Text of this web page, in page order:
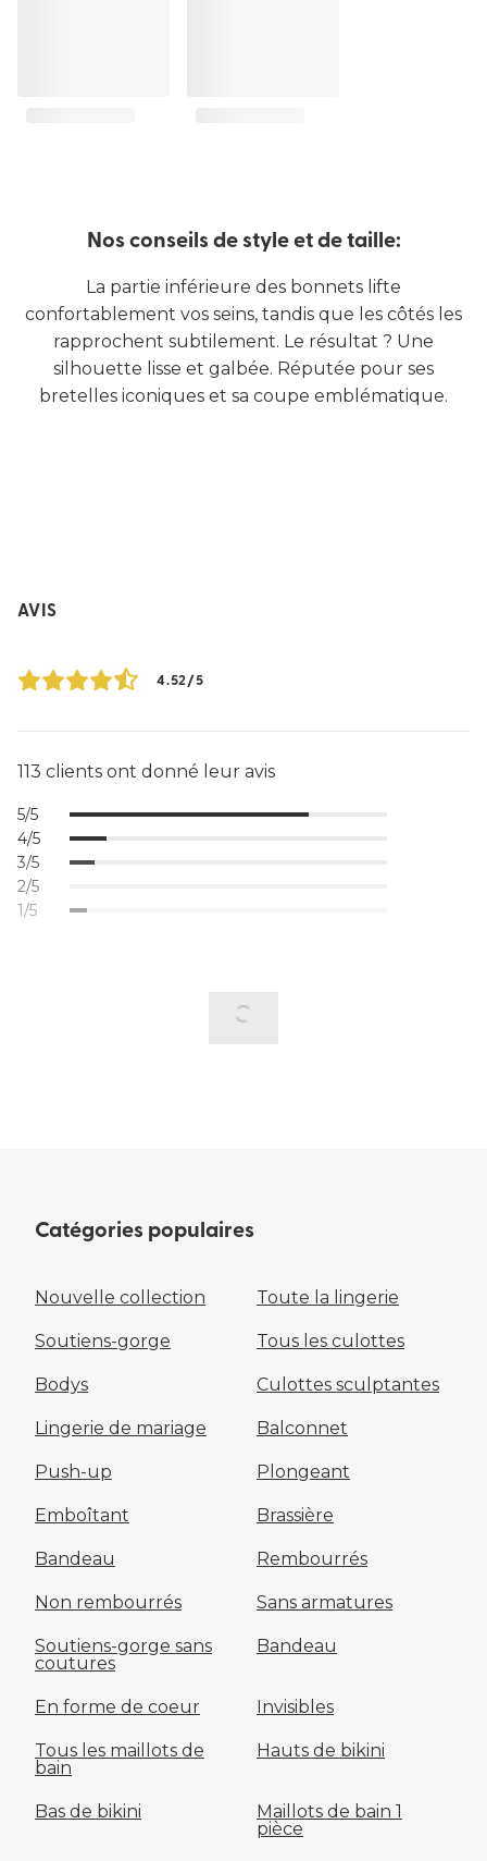
Nos conseils de style et de taille:
La partie inférieure des bonnets lifte
confortablement vos seins, tandis que les côtés les
rapprochent subtilement. Le résultat ? Une
silhouette lisse et galbée. Réputée pour ses
bretelles iconiques et sa coupe emblématique.
AVIS
4.52/5
113 clients ont donné leur avis
5/5
4/5
3/5
2/5
1/5
Catégories populaires
Nouvelle collection Toute la lingerie
Soutiens-gorge Tous les culottes
Bodys Culottes sculptantes
Lingerie de mariage Balconnet
Push-up Plongeant
Emboîtant Brassière
Bandeau Rembourrés
Non rembourrés Sans armatures
Soutiens-gorge sans
coutures
Bandeau
En forme de coeur Invisibles
Tous les maillots de
bain
Hauts de bikini
Bas de bikini
Maillots de bain 1
pièce